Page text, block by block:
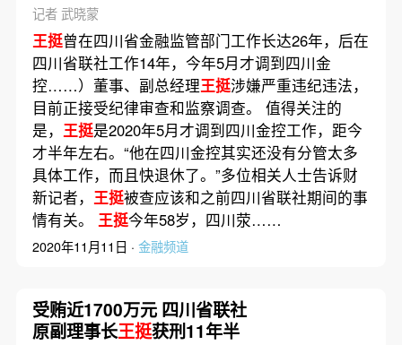
记者 武晓蒙
王挺曾在四川省金融监管部门工作长达26年，后在
四川省联社工作14年，今年5月才调到四川金
控……）董事、副总经理王挺涉嫌严重违纪违法，
目前正接受纪律审查和监察调查。 值得关注的
是， 王挺是2020年5月才调到四川金控工作，距今
才半年左右。“他在四川金控其实还没有分管太多
具体工作，而且快退休了。”多位相关人士告诉财
新记者， 王挺被查应该和之前四川省联社期间的事
情有关。 王挺今年58岁，四川荥……
2020年11月11日 · 金融频道
受贿近1700万元 四川省联社
原副理事长王挺获刑11年半